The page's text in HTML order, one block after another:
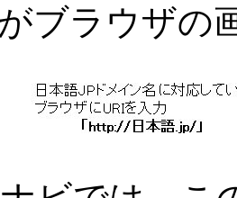
ブラウザの